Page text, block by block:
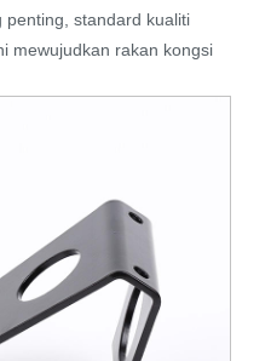
penting, standard kualiti
mewujudkan rakan kongsi